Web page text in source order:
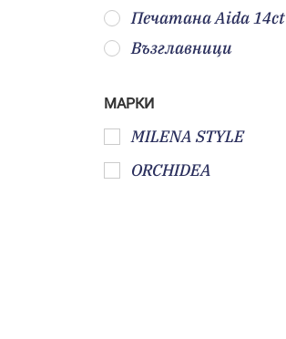
Печатана Aida 14ct
Възглавници
МАРКИ
MILENA STYLE
ORCHIDEA